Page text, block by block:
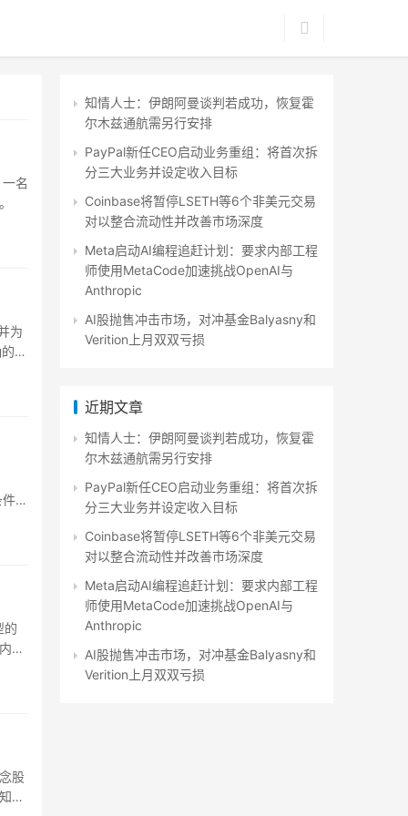
名
为
业
地
的
部
股
情
知情人士：伊朗阿曼谈判若成功，恢复霍
尔木兹通航需另行安排
PayPal新任CEO启动业务重组：将首次拆
分三大业务并设定收入目标
Coinbase将暂停LSETH等6个非美元交易
对以整合流动性并改善市场深度
Meta启动AI编程追赶计划：要求内部工程
师使用MetaCode加速挑战OpenAI与
Anthropic
AI股抛售冲击市场，对冲基金Balyasny和
Verition上月双双亏损
近期文章
知情人士：伊朗阿曼谈判若成功，恢复霍
尔木兹通航需另行安排
PayPal新任CEO启动业务重组：将首次拆
分三大业务并设定收入目标
Coinbase将暂停LSETH等6个非美元交易
对以整合流动性并改善市场深度
Meta启动AI编程追赶计划：要求内部工程
师使用MetaCode加速挑战OpenAI与
Anthropic
AI股抛售冲击市场，对冲基金Balyasny和
Verition上月双双亏损